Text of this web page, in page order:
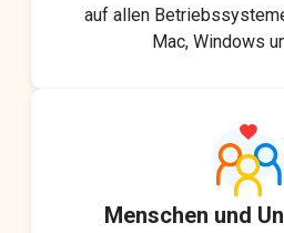
auf allen
Mac, Windows
Menschen und